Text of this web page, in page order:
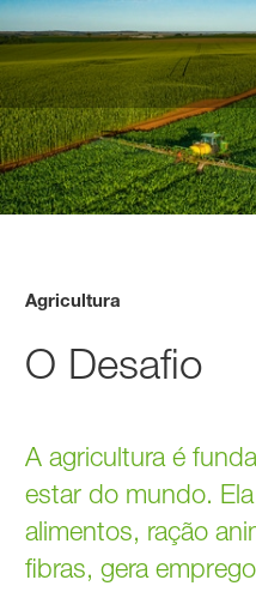
Agricultura
O Desafio
A agricultura é
estar do mundo.
alimentos, ração
fibras, gera